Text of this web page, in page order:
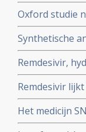
omdat hun
Oxford studie
Synthetische
authorization
met milde
Remdesivir,
geen effect
Remdesivir
maar is weinig
Het medicijn
bij patienten